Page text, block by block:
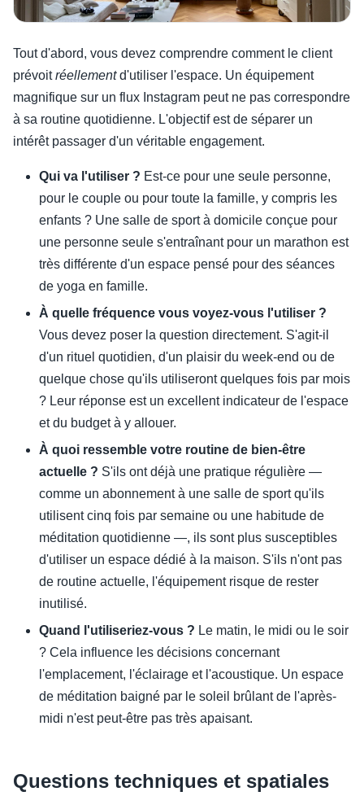
Tout d'abord, vous devez comprendre comment le client
prévoitréellementd'utiliser l'espace. Un équipement
magnifique sur un flux Instagram peut ne pas correspondre
à sa routine quotidienne. L'objectif est de séparer un
intérêt passager d'un véritable engagement.
Qui va l'utiliser ? Est-ce pour une seule personne,
pour le couple ou pour toute la famille, y compris les
enfants ? Une salle de sport à domicile conçue pour
une personne seule s'entraînant pour un marathon est
très différente d'un espace pensé pour des séances
de yoga en famille.
À quelle fréquence vous voyez-vous l'utiliser ?
Vous devez poser la question directement. S'agit-il
d'un rituel quotidien, d'un plaisir du week-end ou de
quelque chose qu'ils utiliseront quelques fois par mois
? Leur réponse est un excellent indicateur de l'espace
et du budget à y allouer.
À quoi ressemble votre routine de bien-être
actuelle ? S'ils ont déjà une pratique régulière —
comme un abonnement à une salle de sport qu'ils
utilisent cinq fois par semaine ou une habitude de
méditation quotidienne —, ils sont plus susceptibles
d'utiliser un espace dédié à la maison. S'ils n'ont pas
de routine actuelle, l'équipement risque de rester
inutilisé.
Quand l'utiliseriez-vous ? Le matin, le midi ou le soir
? Cela influence les décisions concernant
l'emplacement, l'éclairage et l'acoustique. Un espace
de méditation baigné par le soleil brûlant de l'après-
midi n'est peut-être pas très apaisant.
Questions techniques et spatiales